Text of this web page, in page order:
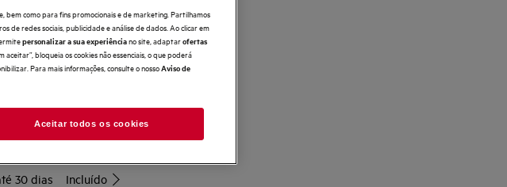
roupa no dia a dia.
e obtenha*
aparelho
Incluído
30 dias Incluído
bem como para fins promocionais e de marketing. Partilhamos
de redes sociais, publicidade e análise de dados. Ao clicar em
personalizar a sua experiênciano site, adaptarofertas
bloqueia os cookies não essenciais, o que poderá
Para mais informações, consulte o nossoAviso de
Aceitar todos os cookies